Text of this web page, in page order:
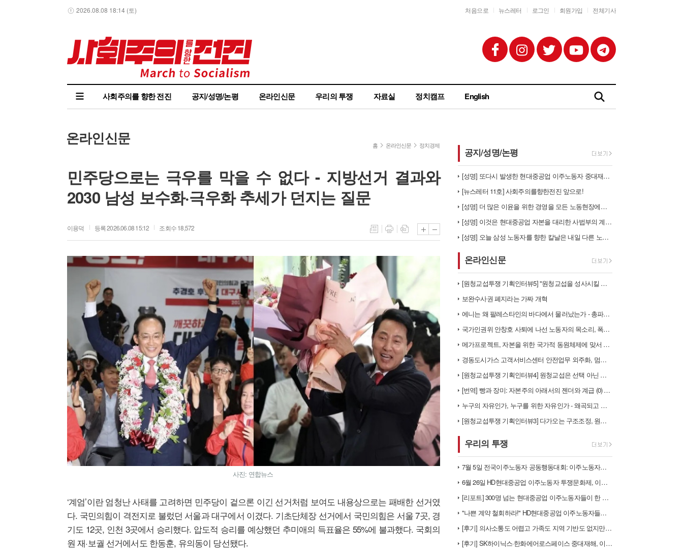
2026.08.08 18:14 (토) 처음으로 뉴스레터 로그인 회원가입 전체기사
사회주의를 향한 전진 공지/성명/논평 온라인신문 우리의 투쟁 자료실 정치캠프 English
온라인신문 홈 온라인신문 정치경제
민주당으로는 극우를 막을 수 없다 - 지방선거 결과와
2030 남성 보수화·극우화 추세가 던지는 질문
이용덕 등록 2026.06.08 15:12 조회수 18,572
사진: 연합뉴스
‘계엄’이란 엄청난 사태를 고려하면 민주당이 겉으론 이긴 선거처럼 보여도 내용상으로는 패배한 선거였
다. 국민의힘이 격전지로 불렀던 서울과 대구에서 이겼다. 기초단체장 선거에서 국민의힘은 서울 7곳, 경
기도 12곳, 인천 3곳에서 승리했다. 압도적 승리를 예상했던 추미애의 득표율은 55%에 불과했다. 국회의
원 재·보궐 선거에서도 한동훈, 유의동이 당선됐다.
공지/성명/논평
[성명] 또다시 발생한 현대중공업 이주노동자 중대재해 - 현대중공업과 한…
[뉴스레터 11호] 사회주의를향한전진 앞으로!
[성명] 더 많은 이윤을 위한 경영을 모든 노동현장에서 철폐하라
[성명] 이것은 현대중공업 자본을 대리한 사법부의 계급투쟁이다
[성명] 오늘 삼성 노동자를 향한 칼날은 내일 다른 노동자를 향한다
온라인신문
[원청교섭투쟁 기획인터뷰5] "원청교섭을 성사시킬 있는 힘은 법이 아니라…
보완수사권 폐지라는 가짜 개혁
에니는 왜 팔레스타인의 바다에서 물러났는가 - 총파업, 항구 봉쇄, 국제…
국가인권위 안창호 사퇴에 나선 노동자의 목소리, 폭염처럼 쏟아지는 불평등…
메가프로젝트, 자본을 위한 국가적 동원체제에 맞서 어떻게 싸울 것인가?
경동도시가스 고객서비스센터 안전업무 외주화, 멈춰라!
[원청교섭투쟁 기획인터뷰4] 원청교섭은 선택 아닌 필수! 7.15 총파업…
[번역] 빵과 장미: 자본주의 아래서의 젠더와 계급 (0) 들어가며
누구의 자유인가, 누구를 위한 자유인가 - 왜곡되고 박제된 광주를 넘어
[원청교섭투쟁 기획인터뷰3] 다가오는 구조조정, 원청책임 부품·서열노동자…
우리의 투쟁
7월 5일 전국이주노동자 공동행동대회: 이주노동자들이 노동조합 가입을 선…
6월 26일 HD현대중공업 이주노동자 투쟁문화제, 이주노동자들의 함성과 …
[리포트] 300명 넘는 현대중공업 이주노동자들이 한 자리에 모이다
"나쁜 계약 철회하라!" HD현대중공업 이주노동자들이 일어서다
[후기] 의사소통도 어렵고 가족도 지역 기반도 없지만, 민주노조의 길이 …
[후기] SK하이닉스·한화에어로스페이스 중대재해, 이윤 위해 생명안전을 …